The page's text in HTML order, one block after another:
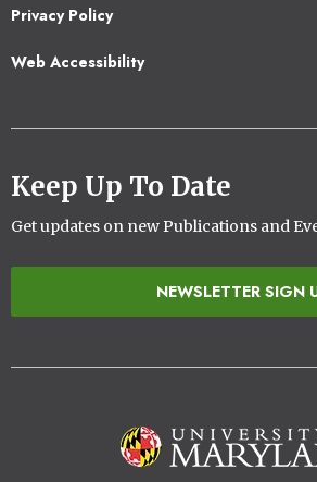
Privacy Policy
Web Accessibility
Keep Up To Date
Get updates on new Publications and
NEWSLETTER SIGN